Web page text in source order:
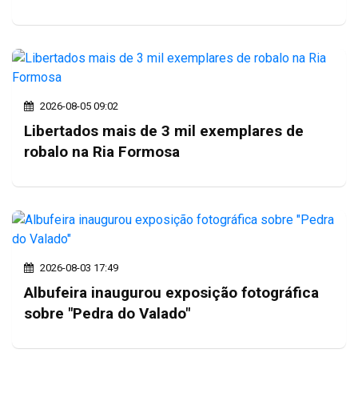
2026-08-05 09:02
Libertados mais de 3 mil exemplares de
robalo na Ria Formosa
2026-08-03 17:49
Albufeira inaugurou exposição fotográfica
sobre "Pedra do Valado"